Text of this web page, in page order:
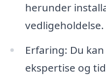
herunder
vedligeholdelse.
Erfaring: Du
ekspertise og